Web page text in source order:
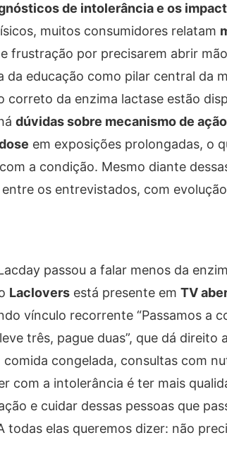
de intolerância e os
muitos consumidores relatam
frustração por precisarem abrir
educação como pilar central da
da enzima lactase estão
dúvidas sobre mecanismo de
em exposições prolongadas, o
a condição. Mesmo diante
os entrevistados, com evolução
passou a falar menos da
Lacloversestá presente em TV
vínculo recorrente “Passamos a
três, pague duas”, que dá direito
congelada, consultas com
com a intolerância é ter mais
e cuidar dessas pessoas que
elas queremos dizer: não